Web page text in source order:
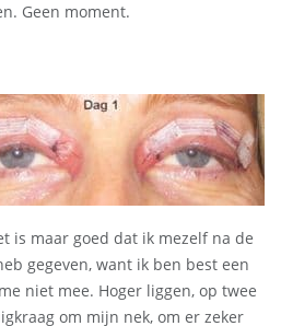
Geen moment.
is maar goed dat ik mezelf na de
gegeven, want ik ben best een
niet mee. Hoger liggen, op twee
om mijn nek, om er zeker